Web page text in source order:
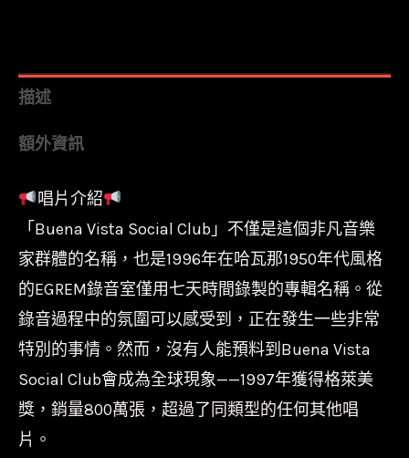
2LP】
景
樂
部
Buena
Vista
Social
Club-
記
憶
哈
描述
額外資訊
唱片介紹
「Buena Vista Social Club」不僅是這個非凡音樂
家群體的名稱，也是1996年在哈瓦那1950年代風格
的EGREM錄音室僅用七天時間錄製的專輯名稱。從
錄音過程中的氛圍可以感受到，正在發生一些非常
特別的事情。然而，沒有人能預料到Buena Vista
Social Club會成為全球現象——1997年獲得格萊美
獎，銷量800萬張，超過了同類型的任何其他唱
片。